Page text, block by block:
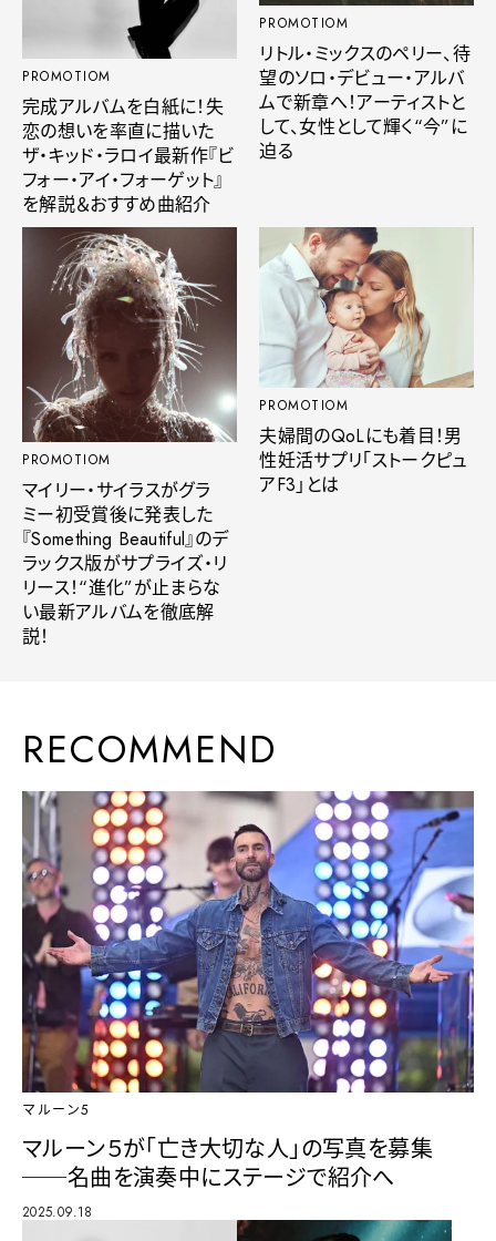
PROMOTIOM
完成アルバムを白紙に！失
恋の想いを率直に描いた
ザ・キッド・ラロイ最新作『ビ
フォー・アイ・フォーゲット』
を解説＆おすすめ曲紹介
PROMOTIOM
リトル・ミックスのペリー、待
望のソロ・デビュー・アルバ
ムで新章へ！アーティストと
して、女性として輝く“今”に
迫る
PROMOTIOM
マイリー・サイラスがグラ
ミー初受賞後に発表した
『Something Beautiful』のデ
ラックス版がサプライズ・リ
リース！“進化”が止まらな
い最新アルバムを徹底解
説！
PROMOTIOM
夫婦間のQoLにも着目！男
性妊活サプリ「ストークピュ
アF3」とは
RECOMMEND
マルーン5
マルーン５が「亡き大切な人」の写真を募集
──名曲を演奏中にステージで紹介へ
2025.09.18